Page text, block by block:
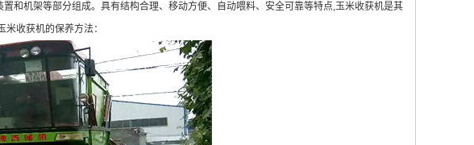
和机架等部分组成。具有结构合理、移动方便、自动喂料、安全可靠等特点,玉米收获机是其
米收获机的保养方法：